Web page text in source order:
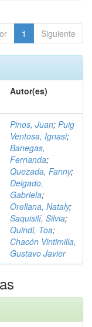
1 Siguiente
Autor(es)
Pinos, Juan; Puig
Ventosa, Ignasi;
Banegas,
Fernanda;
Quezada, Fanny;
Delgado,
Gabriela;
Orellana, Nataly;
Saquisilí, Silvia;
Quindi, Toa;
Chacón Vintimilla,
Gustavo Javier